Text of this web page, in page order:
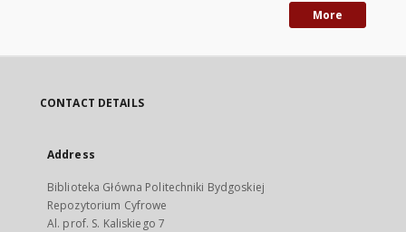
More
CONTACT DETAILS
Address
Biblioteka Główna Politechniki Bydgoskiej
Repozytorium Cyfrowe
Al. prof. S. Kaliskiego 7